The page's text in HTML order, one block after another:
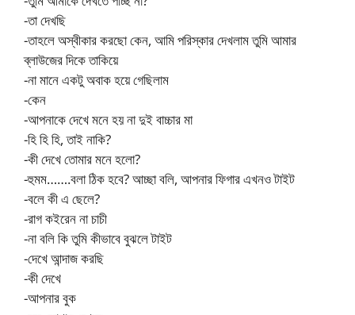
-তা দেখছি
-তাহলে অস্বীকার করছো কেন, আমি পরিস্কার দেখলাম তুমি আমার
ব্লাউজের দিকে তাকিয়ে
-না মানে একটু অবাক হয়ে গেছিলাম
-কেন
-আপনাকে দেখে মনে হয় না দুই বাচ্চার মা
-হি হি হি, তাই নাকি?
-কী দেখে তোমার মনে হলো?
-হুমম…….বলা ঠিক হবে? আচ্ছা বলি, আপনার ফিগার এখনও টাইট
-বলে কী এ ছেলে?
-রাগ কইরেন না চাচী
-না বলি কি তুমি কীভাবে বুঝলে টাইট
-দেখে আন্দাজ করছি
-কী দেখে
-আপনার বুক